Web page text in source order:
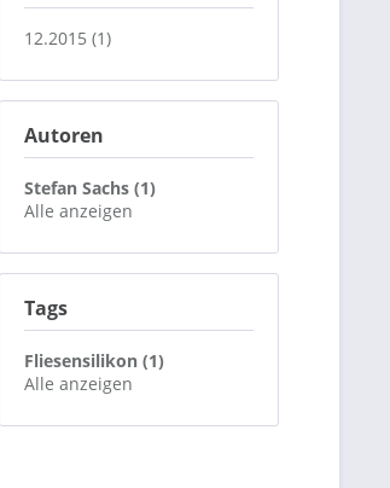
12.2015 (1)
Autoren
Stefan Sachs (1)
Alle anzeigen
Tags
Fliesensilikon (1)
Alle anzeigen